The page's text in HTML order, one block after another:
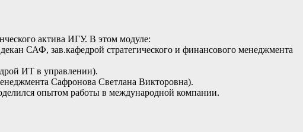
актива ИГУ. В этом модуле:
САФ, зав.кафедрой стратегического и финансового менеджмента
ИТ в управлении).
Сафронова Светлана Викторовна).
опытом работы в международной компании.